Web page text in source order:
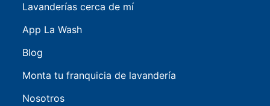
Lavanderías cerca de mí
App La Wash
Blog
Monta tu franquicia de lavandería
Nosotros